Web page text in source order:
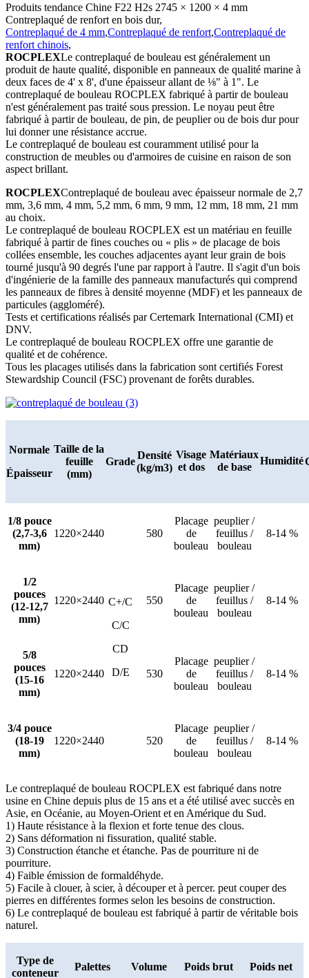
Produits tendance Chine F22 H2s 2745 × 1200 × 4 mm
Contreplaqué de renfort en bois dur,
Contreplaqué de 4 mm,Contreplaqué de renfort,Contreplaqué de
renfort chinois,
ROCPLEXLe contreplaqué de bouleau est généralement un
produit de haute qualité, disponible en panneaux de qualité marine à
deux faces de 4' x 8', d'une épaisseur allant de ⅛" à 1". Le
contreplaqué de bouleau ROCPLEX fabriqué à partir de bouleau
n'est généralement pas traité sous pression. Le noyau peut être
fabriqué à partir de bouleau, de pin, de peuplier ou de bois dur pour
lui donner une résistance accrue.
Le contreplaqué de bouleau est couramment utilisé pour la
construction de meubles ou d'armoires de cuisine en raison de son
aspect brillant.
ROCPLEXContreplaqué de bouleau avec épaisseur normale de 2,7
mm, 3,6 mm, 4 mm, 5,2 mm, 6 mm, 9 mm, 12 mm, 18 mm, 21 mm
au choix.
Le contreplaqué de bouleau ROCPLEX est un matériau en feuille
fabriqué à partir de fines couches ou « plis » de placage de bois
collées ensemble, les couches adjacentes ayant leur grain de bois
tourné jusqu'à 90 degrés l'une par rapport à l'autre. Il s'agit d'un bois
d'ingénierie de la famille des panneaux manufacturés qui comprend
les panneaux de fibres à densité moyenne (MDF) et les panneaux de
particules (aggloméré).
Tests et certifications réalisés par Certemark International (CMI) et
DNV.
Le contreplaqué de bouleau ROCPLEX offre une garantie de
qualité et de cohérence.
Tous les placages utilisés dans la fabrication sont certifiés Forest
Stewardship Council (FSC) provenant de forêts durables.
Normale
Épaisseur
Taille de la
feuille
(mm)
Grade
Densité
(kg/m3)
Visage
et dos
Matériaux
de base
Humidité
1/8 pouce
(2,7-3,6
mm)
1220×2440
C+/C
C/C
CD
D/E
580
Placage
de
bouleau
peuplier /
feuillus /
bouleau
8-14 %
1/2
pouces
(12-12,7
mm)
1220×2440 550
Placage
de
bouleau
peuplier /
feuillus /
bouleau
8-14 %
5/8
pouces
(15-16
mm)
1220×2440 530
Placage
de
bouleau
peuplier /
feuillus /
bouleau
8-14 %
3/4 pouce
(18-19
mm)
1220×2440 520
Placage
de
bouleau
peuplier /
feuillus /
bouleau
8-14 %
Le contreplaqué de bouleau ROCPLEX est fabriqué dans notre
usine en Chine depuis plus de 15 ans et a été utilisé avec succès en
Asie, en Océanie, au Moyen-Orient et en Amérique du Sud.
1) Haute résistance à la flexion et forte tenue des clous.
2) Sans déformation ni fissuration, qualité stable.
3) Construction étanche et étanche. Pas de pourriture ni de
pourriture.
4) Faible émission de formaldéhyde.
5) Facile à clouer, à scier, à découper et à percer. peut couper des
pierres en différentes formes selon les besoins de construction.
6) Le contreplaqué de bouleau est fabriqué à partir de véritable bois
naturel.
Type de
conteneur
Palettes Volume Poids brut Poids net